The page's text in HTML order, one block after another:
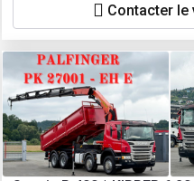
Contacter le